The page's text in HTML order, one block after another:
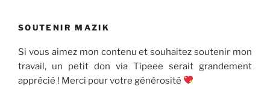
SOUTENIR MAZIK
Si vous aimez mon contenu et souhaitez soutenir mon
travail, un petit don via Tipeee serait grandement
apprécié ! Merci pour votre générosité